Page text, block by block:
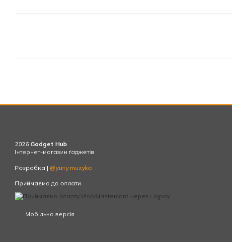
2026 Gadget Hub
Інтернет-магазин ґаджетів
Розробка | @yuriy.muzyka
Приймаємо до оплати
Мобільна версія